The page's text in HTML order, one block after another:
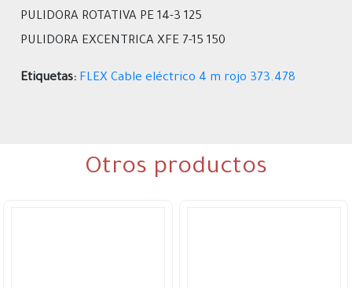
PULIDORA ROTATIVA PE 14-3 125
PULIDORA EXCENTRICA XFE 7-15 150
Etiquetas: FLEX Cable eléctrico 4 m rojo 373.478
Otros productos